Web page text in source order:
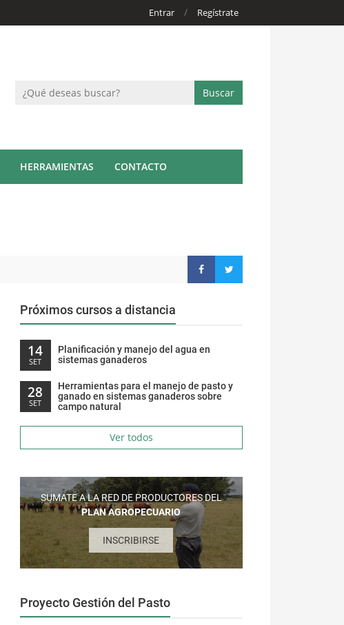
Entrar / Regístrate
HERRAMIENTAS CONTACTO
Próximos cursos a distancia
14
SET
Planificación y manejo del agua en
sistemas ganaderos
28
SET
Herramientas para el manejo de pasto y
ganado en sistemas ganaderos sobre
campo natural
Ver todos
SUMATE A LA RED DE PRODUCTORES DEL
PLAN AGROPECUARIO
INSCRIBIRSE
Proyecto Gestión del Pasto